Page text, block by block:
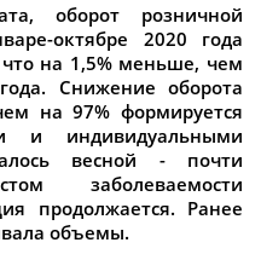
оборот розничной
октябре 2020 года
на 1,5% меньше, чем
Снижение оборота
на 97% формируется
и индивидуальными
весной - почти
заболеваемости
продолжается. Ранее
объемы.